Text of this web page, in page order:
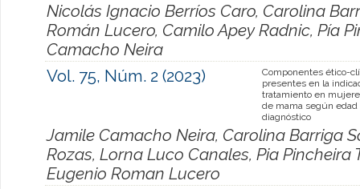
Nicolás Ignacio Berríos Caro, Carolina
Román Lucero, Camilo Apey Radnic, Pía
Camacho Neira
Vol. 75, Núm. 2 (2023)
Componentes ético-
presentes en la
tratamiento en
de mama según edad
diagnóstico
Jamile Camacho Neira, Carolina Barriga
Rozas, Lorna Luco Canales, Pia Pincheira
Eugenio Roman Lucero